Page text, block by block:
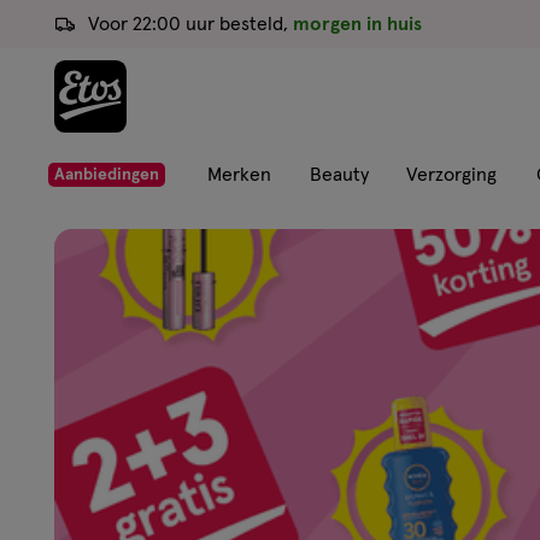
ga
de
hoofd
ga
de
zoekbalk
Voor 22:00 uur besteld, morgen in huis
Aanbiedingen Merken Beauty Verzorging
Etos
Drogist
Alles